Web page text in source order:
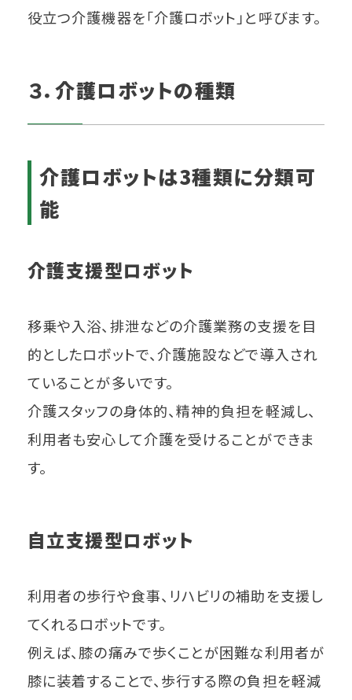
役立つ介護機器を「介護ロボット」と呼びます。
３．介護ロボットの種類
介護ロボットは3種類に分類可
能
介護支援型ロボット
移乗や入浴、排泄などの介護業務の支援を目
的としたロボットで、介護施設などで導入され
ていることが多いです。
介護スタッフの身体的、精神的負担を軽減し、
利用者も安心して介護を受けることができま
す。
自立支援型ロボット
利用者の歩行や食事、リハビリの補助を支援し
てくれるロボットです。
例えば、膝の痛みで歩くことが困難な利用者が
膝に装着することで、歩行する際の負担を軽減